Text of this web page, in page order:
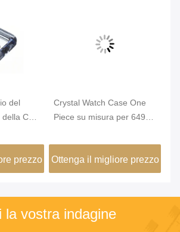
del
CZ
con
prezzo
Crystal Watch Case One
Piece su misura per 6497
Ottenga il migliore prezzo
la vostra indagine